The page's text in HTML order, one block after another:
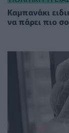
Καμπανάκι
να πάρει πιο